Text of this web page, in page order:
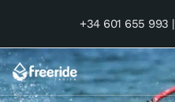
+34 601 655 993 |